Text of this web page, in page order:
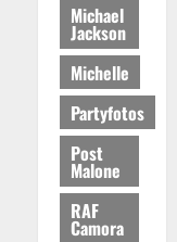
Michael
Jackson
Michelle
Partyfotos
Post
Malone
RAF
Camora